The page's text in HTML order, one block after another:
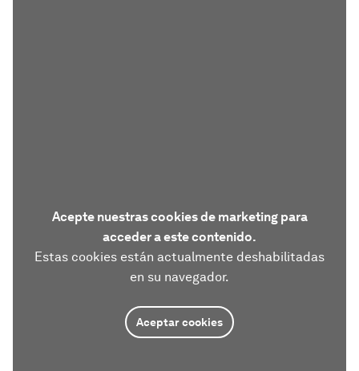
Acepte nuestras cookies de marketing para
acceder a este contenido.
Estas cookies están actualmente deshabilitadas
en su navegador.
Aceptar cookies